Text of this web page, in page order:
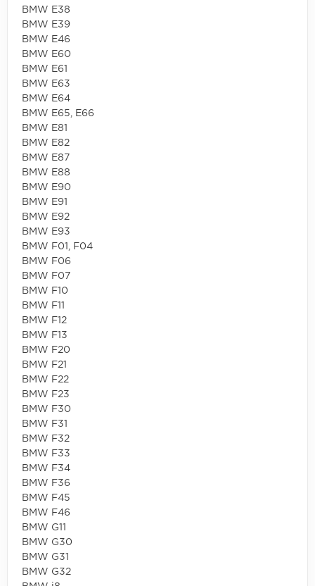
BMW E38
BMW E39
BMW E46
BMW E60
BMW E61
BMW E63
BMW E64
BMW E65, E66
BMW E81
BMW E82
BMW E87
BMW E88
BMW E90
BMW E91
BMW E92
BMW E93
BMW F01, F04
BMW F06
BMW F07
BMW F10
BMW F11
BMW F12
BMW F13
BMW F20
BMW F21
BMW F22
BMW F23
BMW F30
BMW F31
BMW F32
BMW F33
BMW F34
BMW F36
BMW F45
BMW F46
BMW G11
BMW G30
BMW G31
BMW G32